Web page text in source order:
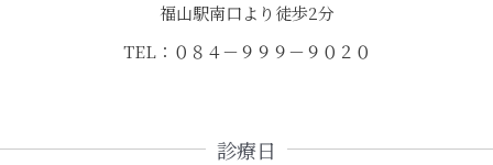
福山駅南口より徒歩2分
TEL：０８４－９９９－９０２０
診療日